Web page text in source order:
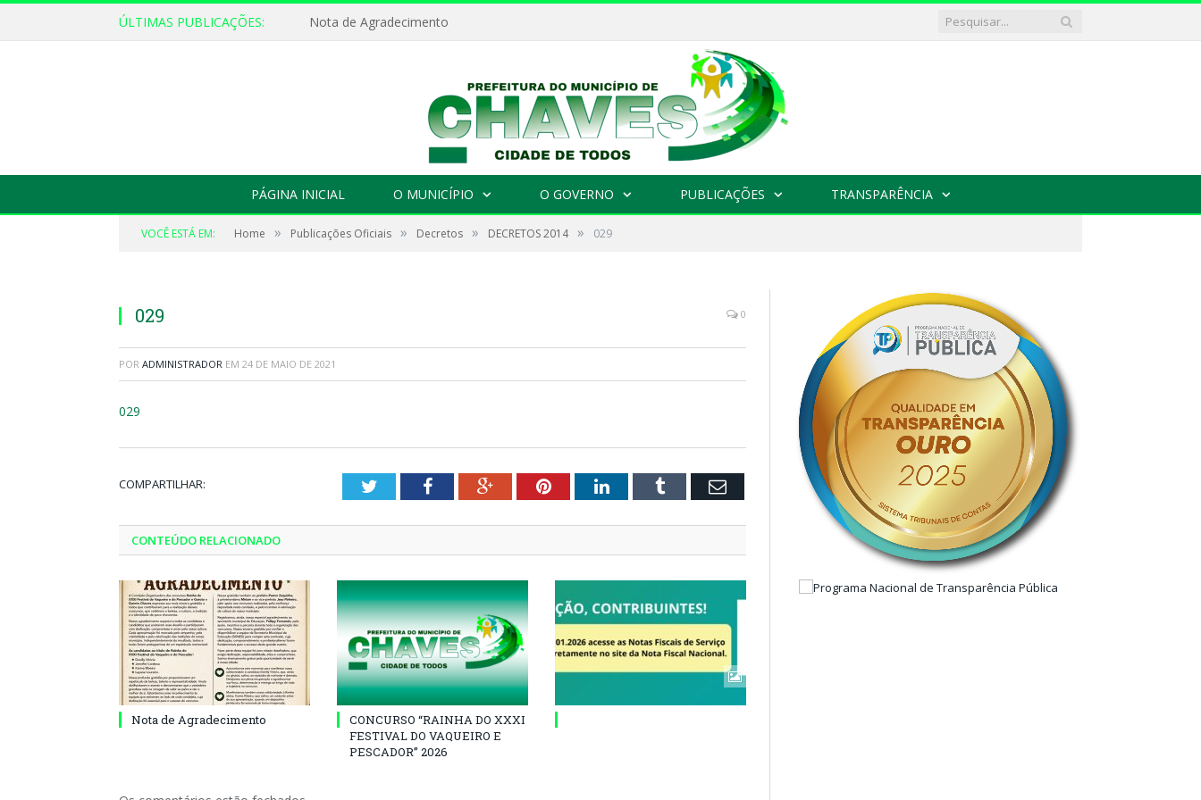
ÚLTIMAS PUBLICAÇÕES: Nota de Agradecimento
PÁGINA INICIAL O MUNICÍPIO O GOVERNO PUBLICAÇÕES TRANSPARÊNCIA
VOCÊ ESTÁ EM: Home » Publicações Oficiais » Decretos » DECRETOS 2014 » 029
029 0
POR ADMINISTRADOR EM 24 DE MAIO DE 2021
029
COMPARTILHAR: TwitterFacebookGoogle+PinterestLinkedInTumblr Email
CONTEÚDO RELACIONADO
Nota de Agradecimento
CONCURSO “RAINHA DO XXXI
FESTIVAL DO VAQUEIRO E
PESCADOR” 2026